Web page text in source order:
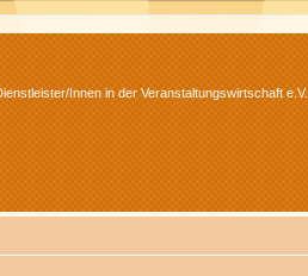
Innen in der Veranstaltungswirtschaft e.V.